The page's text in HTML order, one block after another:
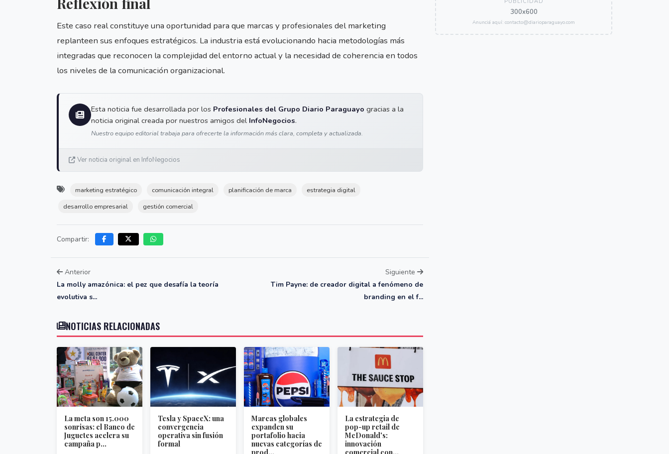
Este caso real constituye una oportunidad para que marcas y profesionales del marketing
replanteen sus enfoques estratégicos. La industria está evolucionando hacia metodologías más
integradas que reconocen la complejidad del entorno actual y la necesidad de coherencia en todos
los niveles de la comunicación organizacional.
Esta noticia fue desarrollada por los Profesionales del Grupo Diario Paraguayo gracias a la
noticia original creada por nuestros amigos del InfoNegocios.
Nuestro equipo editorial trabaja para ofrecerte la información más clara, completa y actualizada.
Ver noticia original en InfoNegocios
marketing estratégico comunicación integral planificación de marca
estrategia digital
desarrollo empresarial
gestión comercial
Compartir:
Anterior
La molly amazónica: el pez que desafía la teoría
evolutiva s...
Siguiente
Tim Payne: de creador digital a fenómeno de
branding en el f...
NOTICIAS RELACIONADAS
La meta son 15.000
sonrisas: el Banco de
Juguetes acelera su
campaña p...
Tesla y SpaceX: una
convergencia
operativa sin fusión
formal
Marcas globales
expanden su
portafolio hacia
nuevas categorías de
prod...
La estrategia de
pop-up retail de
McDonald's:
innovación
comercial con...
300x600
Anunciá aquí: contacto@diarioparaguayo.com